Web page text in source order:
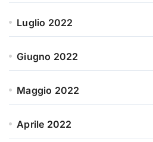
Luglio 2022
Giugno 2022
Maggio 2022
Aprile 2022